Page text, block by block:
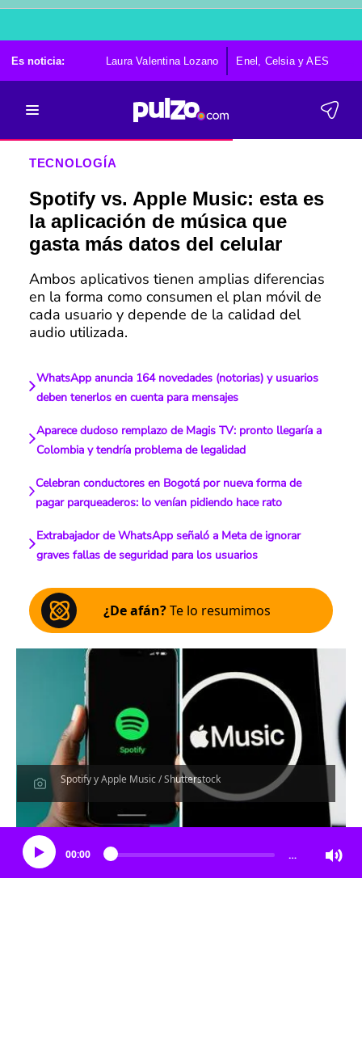
Es noticia: Laura Valentina Lozano Enel, Celsia y AES
TECNOLOGÍA
Spotify vs. Apple Music: esta es
la aplicación de música que
gasta más datos del celular
Ambos aplicativos tienen amplias diferencias
en la forma como consumen el plan móvil de
cada usuario y depende de la calidad del
audio utilizada.
WhatsApp anuncia 164 novedades (notorias) y usuarios
deben tenerlos en cuenta para mensajes
Aparece dudoso remplazo de Magis TV: pronto llegaría a
Colombia y tendría problema de legalidad
Celebran conductores en Bogotá por nueva forma de
pagar parqueaderos: lo venían pidiendo hace rato
Extrabajador de WhatsApp señaló a Meta de ignorar
graves fallas de seguridad para los usuarios
¿De afán?Te lo resumimos
Spotify y Apple Music / Shutterstock
Escucha el artículo
00:00 …